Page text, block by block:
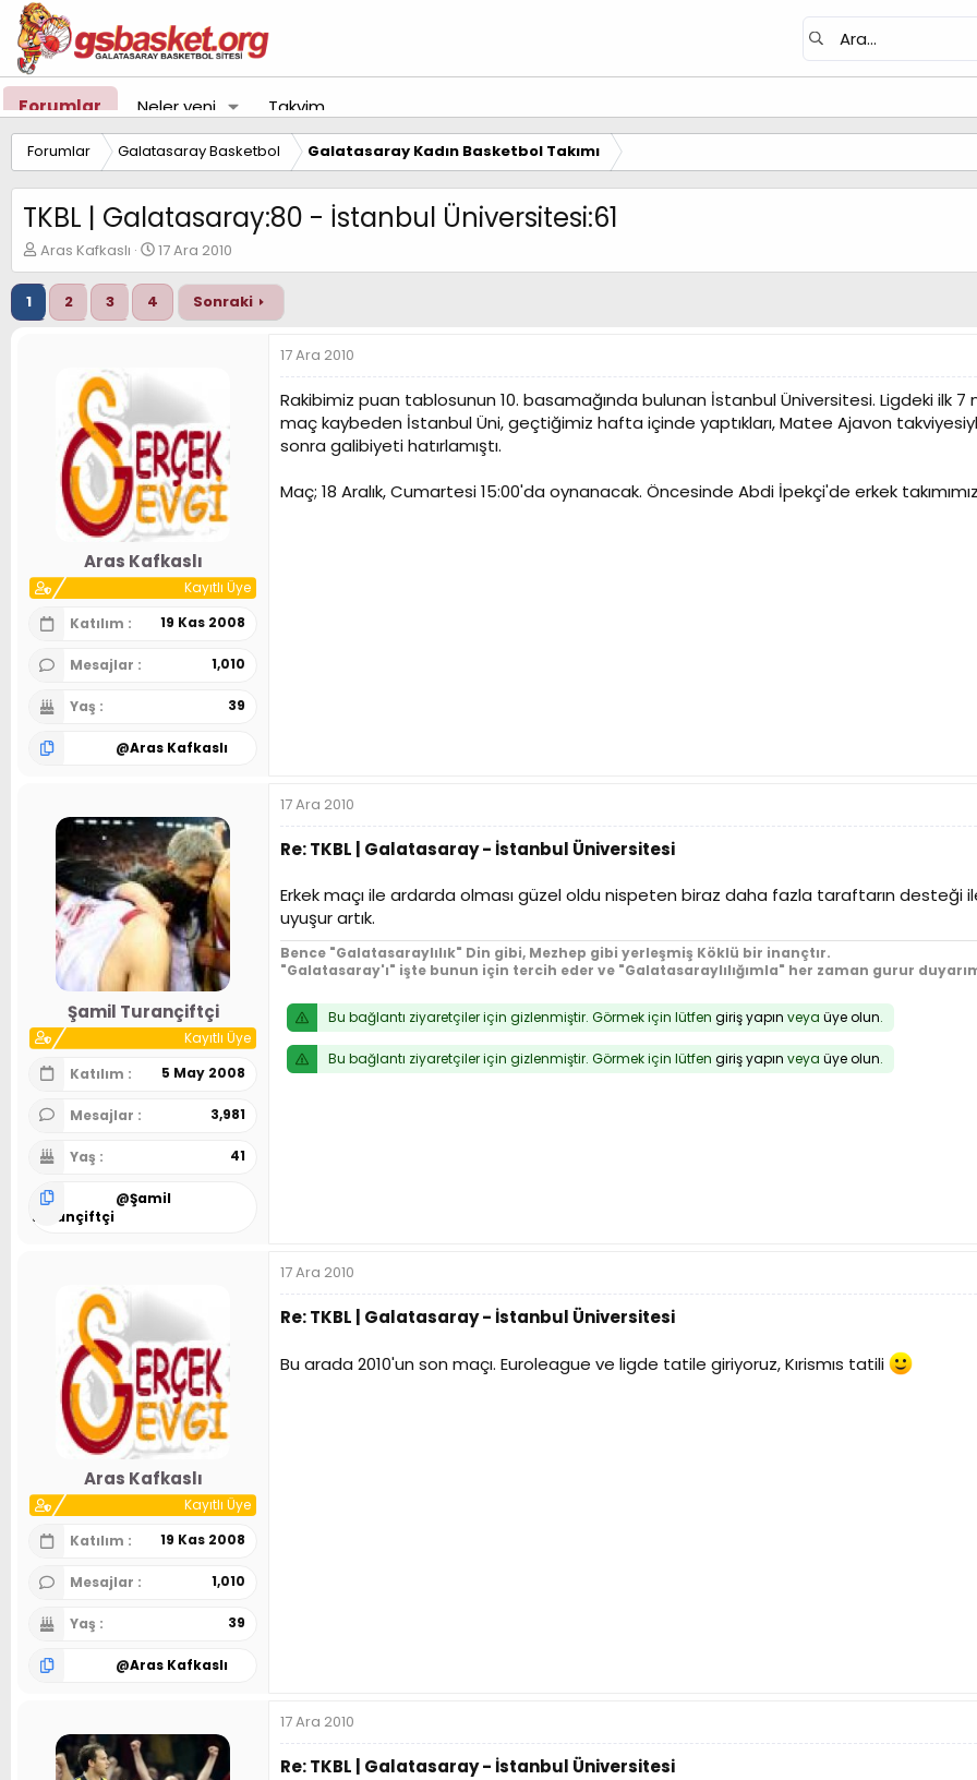
Forumlar Neler yeni Takvim
Forumlar Galatasaray Basketbol Galatasaray Kadın Basketbol Takımı
TKBL | Galatasaray:80 - İstanbul Üniversitesi:61
K
o
n
u
y
Aras Kafkaslı
B
a
ş
a
ı
t
a
r
i
h
i
17 Ara 2010
1 2 3 4 Sonraki
Aras Kafkaslı
Kayıtlı Üye
Katılım
19 Kas 2008
Mesajlar 1,010
Yaş 39
@Aras Kafkaslı
17 Ara 2010
Rakibimiz puan tablosunun 10. basamağında bulunan İstanbul Üniversitesi. Ligdeki ilk
maç kaybeden İstanbul Üni, geçtiğimiz hafta içinde yaptıkları, Matee Ajavon
sonra galibiyeti hatırlamıştı.
Maç; 18 Aralık, Cumartesi 15:00'da oynanacak. Öncesinde Abdi İpekçi'de erkek
Şamil Turançiftçi
Kayıtlı Üye
Katılım
5 May 2008
Mesajlar 3,981
Yaş 41
@Şamil
Turançiftçi
17 Ara 2010
Re: TKBL | Galatasaray - İstanbul Üniversitesi
Erkek maçı ile ardarda olması güzel oldu nispeten biraz daha fazla taraftarın desteği
uyuşur artık.
Bence "Galatasaraylılık" Din gibi, Mezhep gibi yerleşmiş Köklü bir inançtır.
"Galatasaray'ı" işte bunun için tercih eder ve "Galatasaraylılığımla" her zaman gurur
Bu bağlantı ziyaretçiler için gizlenmiştir. Görmek için lütfen giriş yapın veya üye olun.
Bu bağlantı ziyaretçiler için gizlenmiştir. Görmek için lütfen giriş yapın veya üye olun.
Aras Kafkaslı
Kayıtlı Üye
Katılım
19 Kas 2008
Mesajlar 1,010
Yaş 39
@Aras Kafkaslı
17 Ara 2010
Re: TKBL | Galatasaray - İstanbul Üniversitesi
Bu arada 2010'un son maçı. Euroleague ve ligde tatile giriyoruz, Kırismıs tatili
17 Ara 2010
Re: TKBL | Galatasaray - İstanbul Üniversitesi